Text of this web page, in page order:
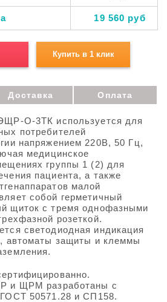
19 560 руб
Купить в 1 клик
Доставка Оплата
О-3ТК используется для
потребителей
напряжением 220В, 50 Гц,
медицинское
группы 1 (2) для
пациента, а также
малой
собой герметичный
щиток с тремя однофазными
розеткой.
светодиодная индикация
автоматы защиты и клеммы
и ЩРМ разработаны с
50571.28 и СП158.